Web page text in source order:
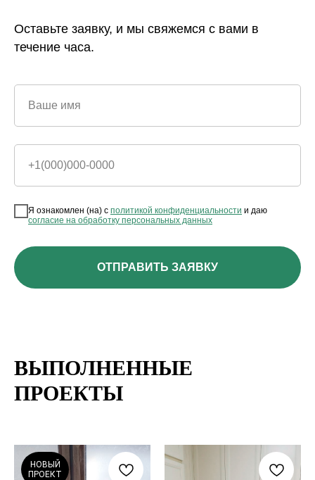
Оставьте заявку, и мы свяжемся с вами в
течение часа.
Ваше имя
+1(000)000-0000
Я ознакомлен (на) с политикой конфиденциальности и даю
согласие на обработку персональных данных
ОТПРАВИТЬ ЗАЯВКУ
ВЫПОЛНЕННЫЕ
ПРОЕКТЫ
НОВЫЙ
ПРОЕКТ